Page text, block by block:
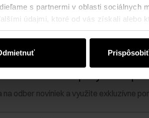
s partnermi v oblasti sociálnych
údajmi, ktoré od vás získali alebo
na odber noviniek a využite exkluzívne